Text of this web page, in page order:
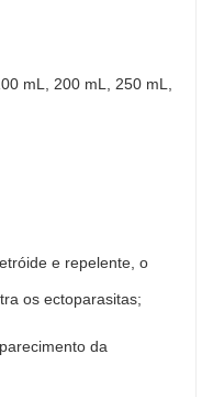
mL, 200 mL, 250 mL,
e repelente, o
os ectoparasitas;
da